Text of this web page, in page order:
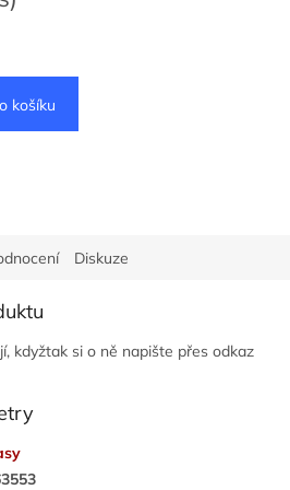
košíku
Diskuze
kdyžtak si o ně napište přes odkaz